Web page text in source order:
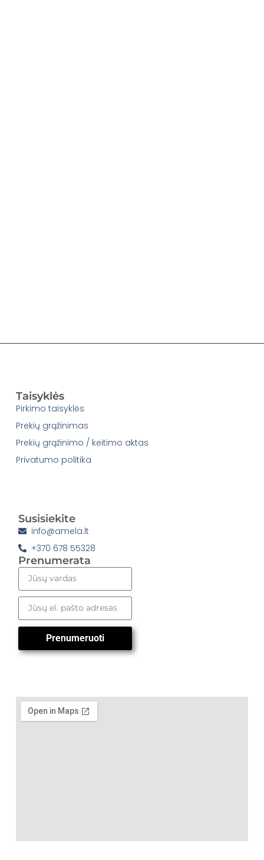
Taisyklės
Pirkimo taisyklės
Prekių grąžinimas
Prekių grąžinimo / keitimo aktas
Privatumo politika
Susisiekite
info@amela.lt
+370 678 55328
Prenumerata
Prenumeruoti